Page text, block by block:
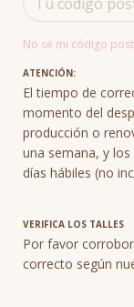
No sé mi código
ATENCIÓN:
El tiempo de
momento del
producción o
una semana, y
días hábiles (no
VERIFICA LOS TALLES
Por favor
correcto según